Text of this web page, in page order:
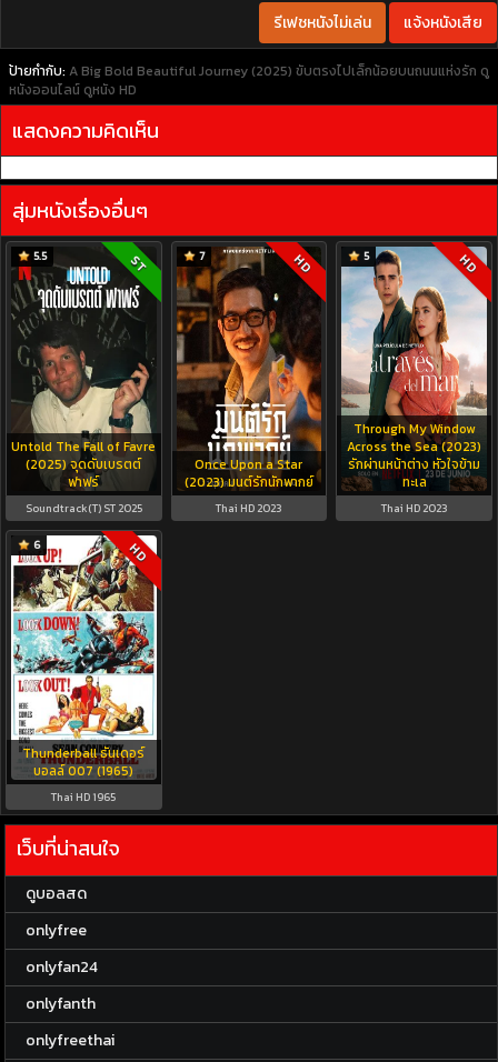
รีเฟชหนังไม่เล่น แจ้งหนังเสีย
ป้ายกำกับ: A Big Bold Beautiful Journey (2025) ขับตรงไปเล็กน้อยบนถนนแห่งรัก ดู
หนังออนไลน์ ดูหนัง HD
แสดงความคิดเห็น
สุ่มหนังเรื่องอื่นๆ
Untold The Fall of Favre
(2025) จุดดับเบรตต์
ฟาฟร์
5.5 ST
Soundtrack(T) ST 2025
Once Upon a Star
(2023) มนต์รักนักพากย์
7 HD
Thai HD 2023
Through My Window
Across the Sea (2023)
รักผ่านหน้าต่าง หัวใจข้าม
ทะเล
5 HD
Thai HD 2023
Thunderball ธันเดอร์
บอลล์ 007 (1965)
6 HD
Thai HD 1965
เว็บที่น่าสนใจ
ดูบอลสด
onlyfree
onlyfan24
onlyfanth
onlyfreethai